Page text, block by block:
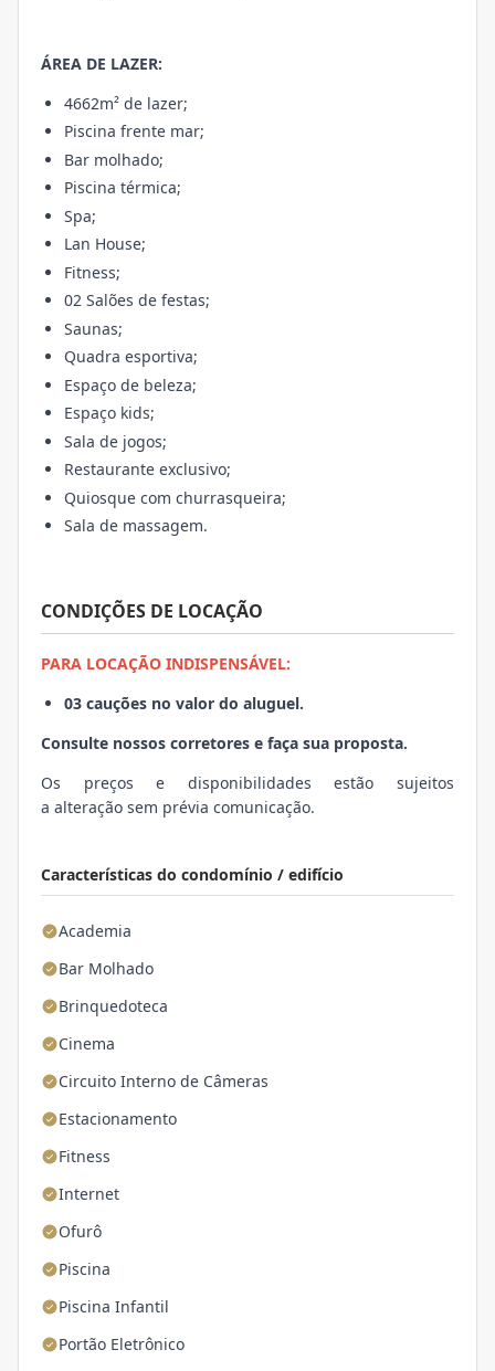
Características do condomínio / edifício
Academia
Bar Molhado
Brinquedoteca
Cinema
Circuito Interno de Câmeras
Estacionamento
Fitness
Internet
Ofurô
Piscina
Piscina Infantil
Portão Eletrônico
ÁREA DE LAZER:
4662m² de lazer;
Piscina frente mar;
Bar molhado;
Piscina térmica;
Spa;
Lan House;
Fitness;
02 Salões de festas;
Saunas;
Quadra esportiva;
Espaço de beleza;
Espaço kids;
Sala de jogos;
Restaurante exclusivo;
Quiosque com churrasqueira;
Sala de massagem.
CONDIÇÕES DE LOCAÇÃO
PARA LOCAÇÃO INDISPENSÁVEL:
03 cauções no valor do aluguel.
Consulte nossos corretores e faça sua proposta.
Os preços e disponibilidades estão sujeitos
a alteração sem prévia comunicação.